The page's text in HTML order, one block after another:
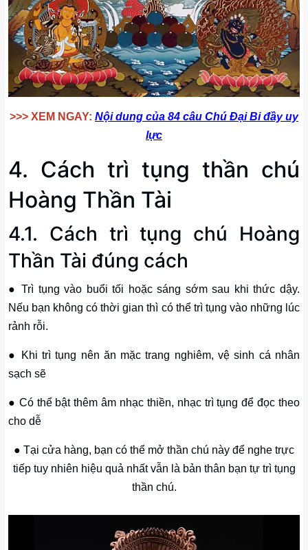
>>> XEM NGAY: Nội dung của 84 câu Chú Đại Bi đầy uy
lực
4. Cách trì tụng thần chú
Hoàng Thần Tài
4.1. Cách trì tụng chú Hoàng
Thần Tài đúng cách
● Trì tụng vào buổi tối hoặc sáng sớm sau khi thức dậy.
Nếu bạn không có thời gian thì có thể trì tụng vào những lúc
rảnh rỗi.
● Khi trì tụng nên ăn mặc trang nghiêm, vệ sinh cá nhân
sạch sẽ
● Có thể bật thêm âm nhạc thiền, nhạc trì tụng để đọc theo
cho dễ
● Tại cửa hàng, bạn có thể mở thần chú này để nghe trực
tiếp tuy nhiên hiệu quả nhất vẫn là bản thân bạn tự trì tụng
thần chú.